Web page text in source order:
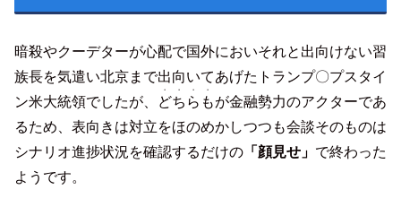
暗殺やクーデターが心配で国外においそれと出向けない習
族長を気遣い北京まで出向いてあげたトランプ〇プスタイ
ン米大統領でしたが、
どちらも
・・・・
が金融勢力のアクターであ
るため、表向きは対立をほのめかしつつも会談そのものは
シナリオ進捗状況を確認するだけの 「顔見せ」 で終わった
ようです。